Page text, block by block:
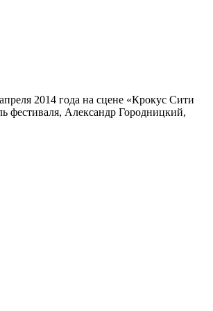
2014 года на сцене «Крокус Сити
фестиваля, Александр Городницкий,